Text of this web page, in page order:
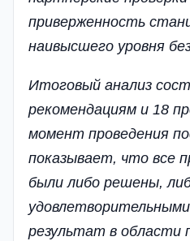
приверженность
наивысшего уровня
Итоговый анализ
рекомендациям и 18
момент проведения
показывает, что все
были либо решены,
результат в области